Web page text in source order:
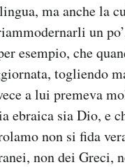
ma anche la
un
esempio, che
togliendo
a lui premeva
ebraica sia Dio, e
non si fida
non dei Greci,